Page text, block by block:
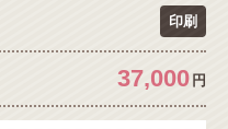
印刷
37,000 円